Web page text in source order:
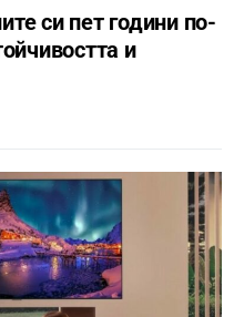
си пет години по-
и